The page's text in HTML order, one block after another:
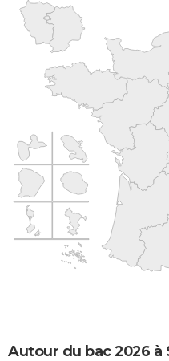
Autour du bac 2026 à